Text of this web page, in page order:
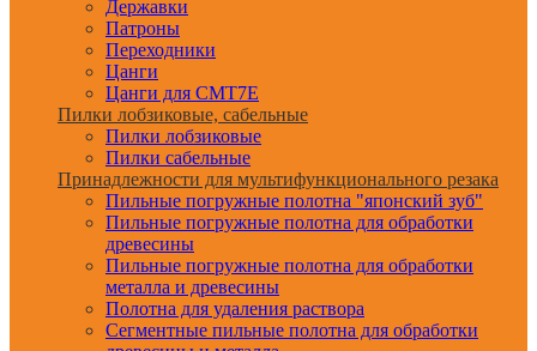
Державки
Патроны
Переходники
Цанги
Цанги для CMT7E
Пилки лобзиковые, сабельные
Пилки лобзиковые
Пилки сабельные
Принадлежности для мультифункционального резака
Пильные погружные полотна "японский зуб"
Пильные погружные полотна для обработки
древесины
Пильные погружные полотна для обработки
металла и древесины
Полотна для удаления раствора
Сегментные пильные полотна для обработки